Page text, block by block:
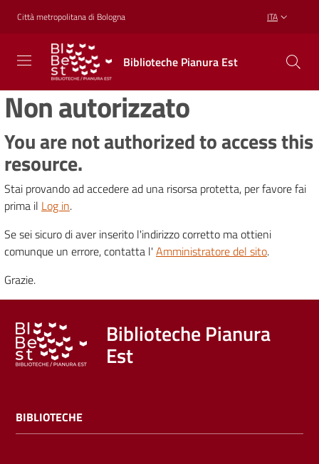
Vai al contenuto
Vai alla navigazione
Vai al footer
Città metropolitana di Bologna ITA
Biblioteche Pianura Est
Biblioteche
Pianura
Est
CONOSCERE,
CREARE,
Biblioteche
Cosa
offriamo
Trova
libri
e
film
Calendario
Non autorizzato
You are not authorized to access this
resource.
Stai provando ad accedere ad una risorsa protetta, per favore fai
prima il Log in.
Se sei sicuro di aver inserito l'indirizzo corretto ma ottieni
comunque un errore, contatta l' Amministratore del sito.
Grazie.
Biblioteche Pianura
Est
BIBLIOTECHE